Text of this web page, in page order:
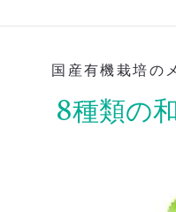
国産有機栽培の
8種類の